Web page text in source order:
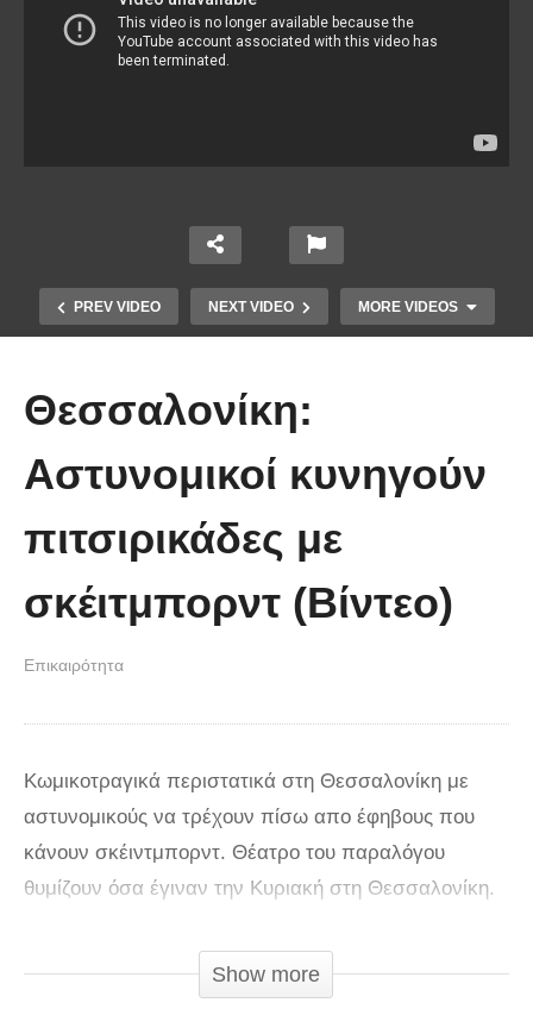
PREV VIDEO NEXT VIDEO MORE VIDEOS
πρώτη στιγμή και συγκίνησε το
νοηματική με ένα μικρό κορίτσι
Θεσσαλονίκη:
Αστυνομικοί κυνηγούν
πιτσιρικάδες με
σκέιτμπορντ (Βίντεο)
Επικαιρότητα
Κωμικοτραγικά περιστατικά στη Θεσσαλονίκη με
αστυνομικούς να τρέχουν πίσω απο έφηβους που
κάνουν σκέιντμπορντ. Θέατρο του παραλόγου
θυμίζουν όσα έγιναν την Κυριακή στη Θεσσαλονίκη.
έκαναν σκέιτμπορντ στην παραλία, στο άγαλμα του
Μεγάλου Αλεξάνδρου.
Show more